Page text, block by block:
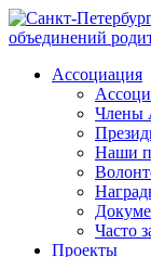
Ассоциация
Члены
Наши
Часто
Проекты